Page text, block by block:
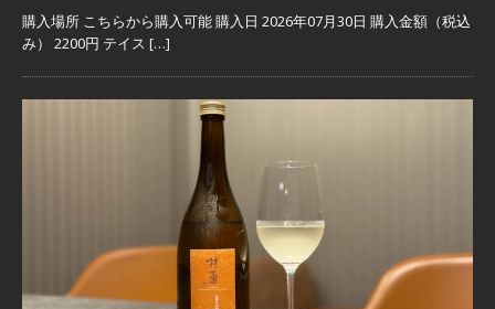
購入場所 こちらから購入可能 購入日 2026年07月30日 購入金額（税込
み） 2200円 テイス […]